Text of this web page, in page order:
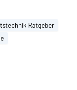
Ratgeber